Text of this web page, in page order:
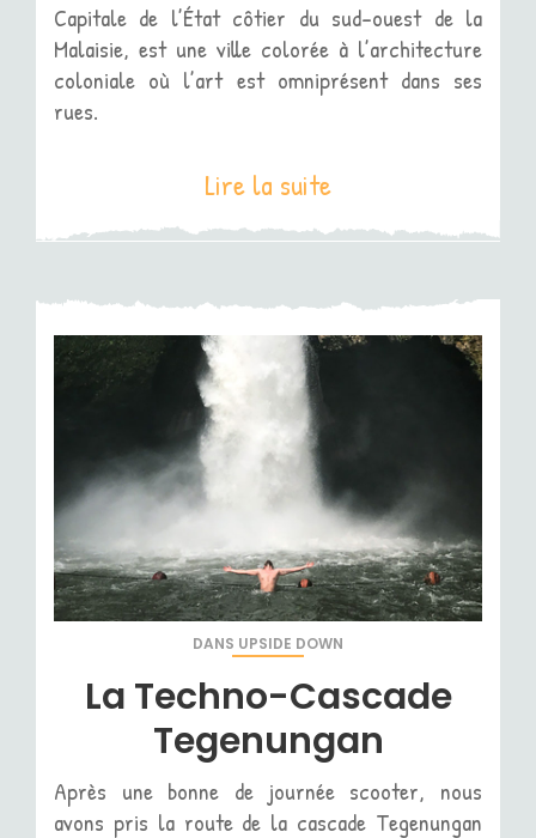
Capitale de l’État côtier du sud-ouest de la
Malaisie, est une ville colorée à l’architecture
coloniale où l’art est omniprésent dans ses
rues.
Lire la suite
DANS UPSIDE DOWN
La Techno-Cascade
Tegenungan
Après une bonne de journée scooter, nous
avons pris la route de la cascade Tegenungan